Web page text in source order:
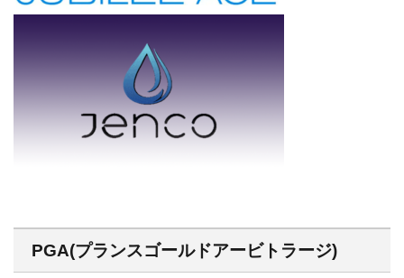
PGA(プランスゴールドアービトラージ)